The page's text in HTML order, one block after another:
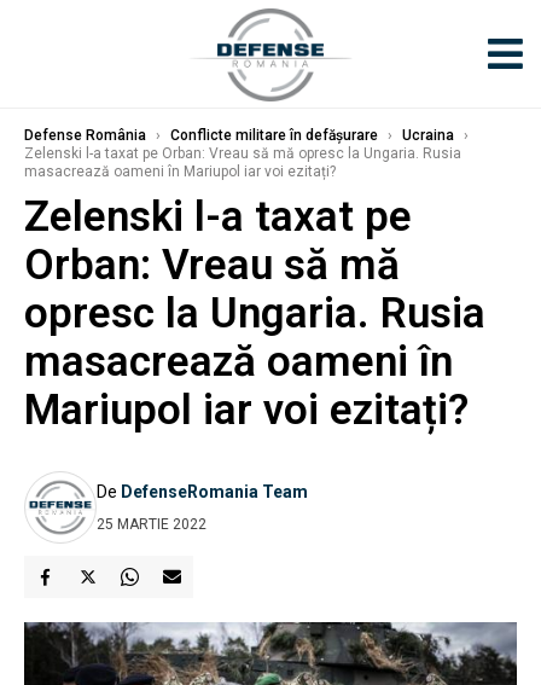
Defense România › Conflicte militare în defășurare › Ucraina ›
Zelenski l-a taxat pe Orban: Vreau să mă opresc la Ungaria. Rusia
masacrează oameni în Mariupol iar voi ezitați?
Zelenski l-a taxat pe
Orban: Vreau să mă
opresc la Ungaria. Rusia
masacrează oameni în
Mariupol iar voi ezitați?
De DefenseRomania Team
25 MARTIE 2022